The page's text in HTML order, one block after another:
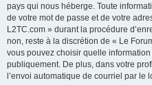
pays qui nous héberge. Toute
de votre mot de passe et de votre
L2TC.com » durant la procédure
non, reste à la discrétion de « Le
vous pouvez choisir quelle
publiquement. De plus, dans votre
l’envoi automatique de courriel par le